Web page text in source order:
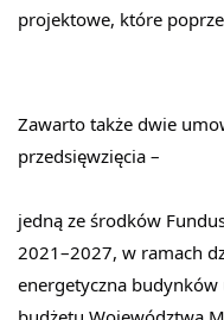
projektowe, które
Zawarto także dwie
przedsięwzięcia –
jedną ze środków
2021–2027, w ramach
energetyczna